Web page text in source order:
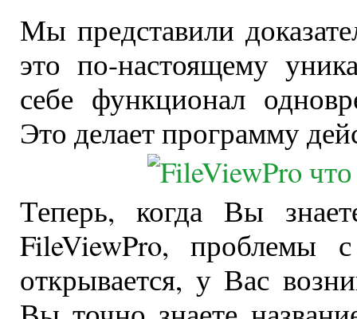
Мы представили
это по-настоящему
себе функционал
Это делает программу
Теперь, когда Вы
FileViewPro, проблемы
открывается, у Вас